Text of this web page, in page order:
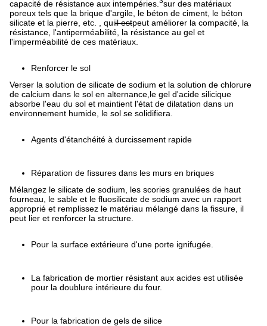
capacité de résistance aux intempéries.
sur des matériaux
poreux tels que la brique d'argile, le béton de ciment, le béton
silicate et la pierre, etc. , quiil estpeut améliorer la compacité, la
résistance, l'antiperméabilité, la résistance au gel et
l'imperméabilité de ces matériaux.
Renforcer le sol
Verser la solution de silicate de sodium et la solution de chlorure
de calcium dans le sol en alternance,le gel d'acide silicique
absorbe l'eau du sol et maintient l'état de dilatation dans un
environnement humide, le sol se solidifiera.
Agents d'étanchéité à durcissement rapide
Réparation de fissures dans les murs en briques
Mélangez le silicate de sodium, les scories granulées de haut
fourneau, le sable et le fluosilicate de sodium avec un rapport
approprié et remplissez le matériau mélangé dans la fissure, il
peut lier et renforcer la structure.
Pour la surface extérieure d'une porte ignifugée.
La fabrication de mortier résistant aux acides est utilisée
pour la doublure intérieure du four.
Pour la fabrication de gels de silice